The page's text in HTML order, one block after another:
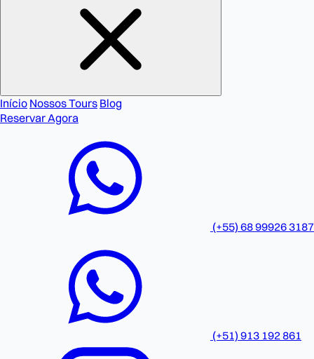
Início Nossos Tours Blog
Reservar Agora
(+55) 68 99926 3187
(+51) 913 192 861